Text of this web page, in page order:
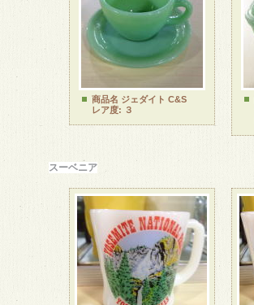
商品名 ジェダイト C&S
レア度: ３
スーベニア